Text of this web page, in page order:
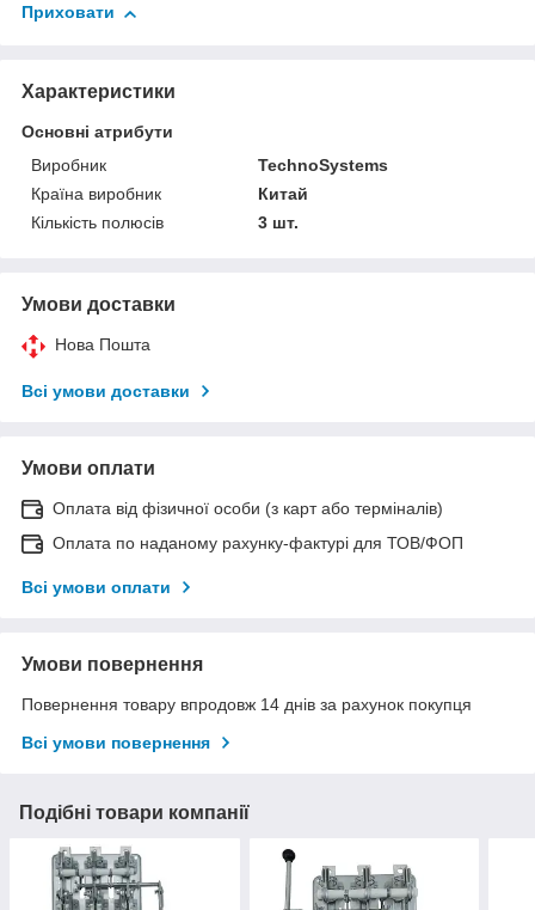
Приховати
Характеристики
Основні атрибути
Виробник
TechnoSystems
Країна виробник
Китай
Кількість полюсів
3 шт.
Умови доставки
Нова Пошта
Всі умови доставки
Умови оплати
Оплата від фізичної особи (з карт або терміналів)
Оплата по наданому рахунку-фактурі для ТОВ/ФОП
Всі умови оплати
Умови повернення
Повернення товару впродовж 14 днів за рахунок покупця
Всі умови повернення
Подібні товари компанії